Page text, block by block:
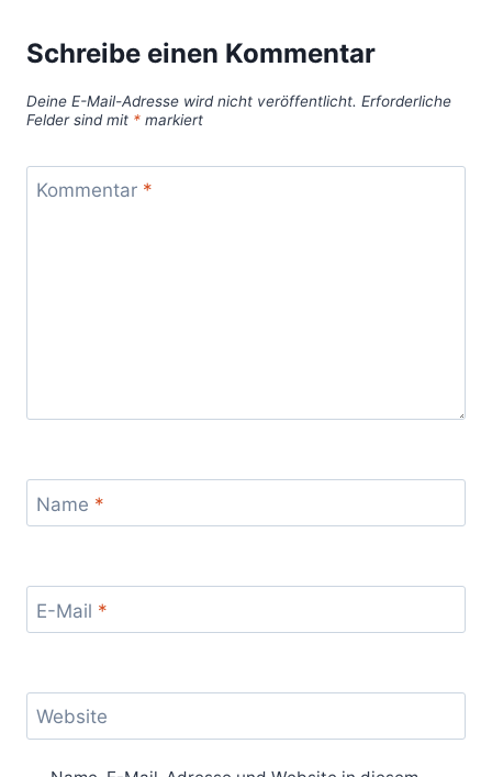
Schreibe einen Kommentar
Deine E-Mail-Adresse wird nicht veröffentlicht. Erforderliche
Felder sind mit * markiert
Kommentar *
Name *
E-Mail *
Website